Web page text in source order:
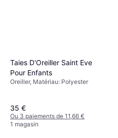
Taies D'Oreiller Saint Eve
Pour Enfants
Oreiller, Matériau: Polyester
35 €
Ou 3 paiements de 11,66 €
1 magasin